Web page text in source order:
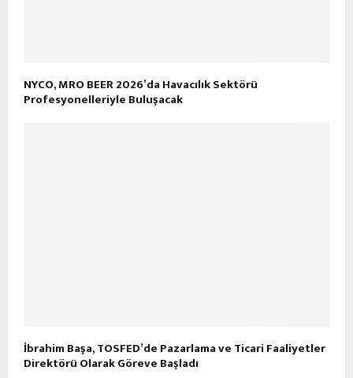
NYCO, MRO BEER 2026’da Havacılık Sektörü
Profesyonelleriyle Buluşacak
İbrahim Başa, TOSFED’de Pazarlama ve Ticari Faaliyetler
Direktörü Olarak Göreve Başladı